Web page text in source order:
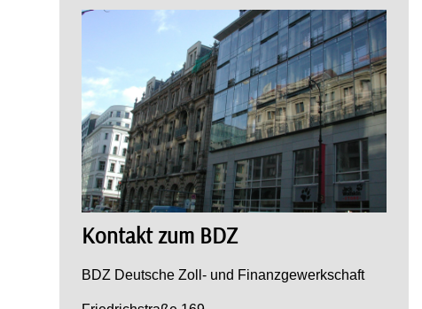
Kontakt zum BDZ
BDZ Deutsche Zoll- und Finanzgewerkschaft